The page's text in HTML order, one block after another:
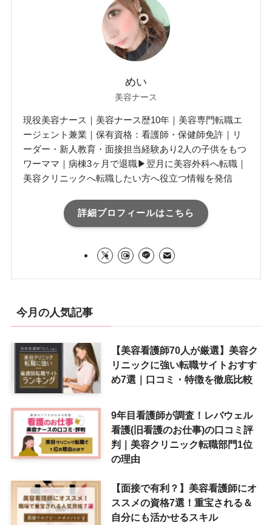
めい
美容ナース
現役美容ナース｜美容ナース歴10年｜美容専門転職エ
ージェント兼業｜保有資格：看護師・保健師免許｜リ
ーダー・新人教育・面接担当経験あり2人の子供をもつ
ワーママ｜病棟3ヶ月で退職▶翌月に美容外科へ転職｜
美容クリニックへ転職したい方へ役立つ情報を発信
詳細プロフィールはこちら
今月の人気記事
【美容看護師70人が厳選】美容ク
リニックに強い転職サイトおすす
め7選｜口コミ・特徴を徹底比較
9年目看護師が調査！レバウェル
看護(旧看護のお仕事)の口コミ評
判｜美容クリニック転職部門1位
の理由
【面接で有利？】美容看護師にオ
ススメの資格7選！重宝される＆
自分にも活かせるスキル